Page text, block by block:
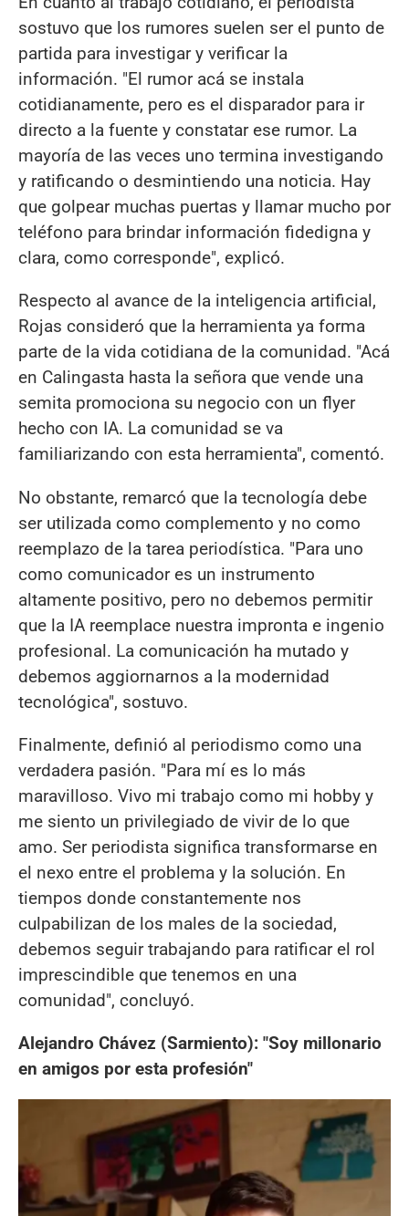
sostuvo que los rumores suelen ser el punto de
partida para investigar y verificar la
información. "El rumor acá se instala
cotidianamente, pero es el disparador para ir
directo a la fuente y constatar ese rumor. La
mayoría de las veces uno termina investigando
y ratificando o desmintiendo una noticia. Hay
que golpear muchas puertas y llamar mucho por
teléfono para brindar información fidedigna y
clara, como corresponde", explicó.
Respecto al avance de la inteligencia artificial,
Rojas consideró que la herramienta ya forma
parte de la vida cotidiana de la comunidad. "Acá
en Calingasta hasta la señora que vende una
semita promociona su negocio con un flyer
hecho con IA. La comunidad se va
familiarizando con esta herramienta", comentó.
No obstante, remarcó que la tecnología debe
ser utilizada como complemento y no como
reemplazo de la tarea periodística. "Para uno
como comunicador es un instrumento
altamente positivo, pero no debemos permitir
que la IA reemplace nuestra impronta e ingenio
profesional. La comunicación ha mutado y
debemos aggiornarnos a la modernidad
tecnológica", sostuvo.
Finalmente, definió al periodismo como una
verdadera pasión. "Para mí es lo más
maravilloso. Vivo mi trabajo como mi hobby y
me siento un privilegiado de vivir de lo que
amo. Ser periodista significa transformarse en
el nexo entre el problema y la solución. En
tiempos donde constantemente nos
culpabilizan de los males de la sociedad,
debemos seguir trabajando para ratificar el rol
imprescindible que tenemos en una
comunidad", concluyó.
Alejandro Chávez (Sarmiento): "Soy millonario
en amigos por esta profesión"